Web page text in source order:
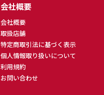
会社概要
会社概要
取扱店舗
特定商取引法に基づく表示
個人情報取り扱いについて
利用規約
お問い合わせ